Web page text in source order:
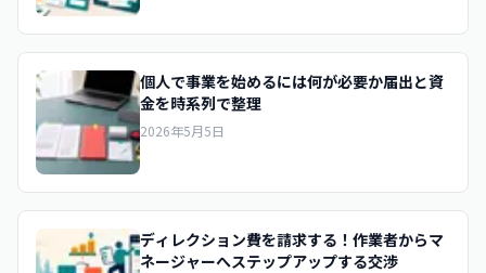
個人で事業を始めるには何が必要か届出と資
金を時系列で整理
2026年5月5日
ディレクション費を請求する！作業者からマ
ネージャーへステップアップする交渉